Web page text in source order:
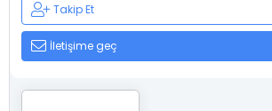
Takip Et
İletişime geç